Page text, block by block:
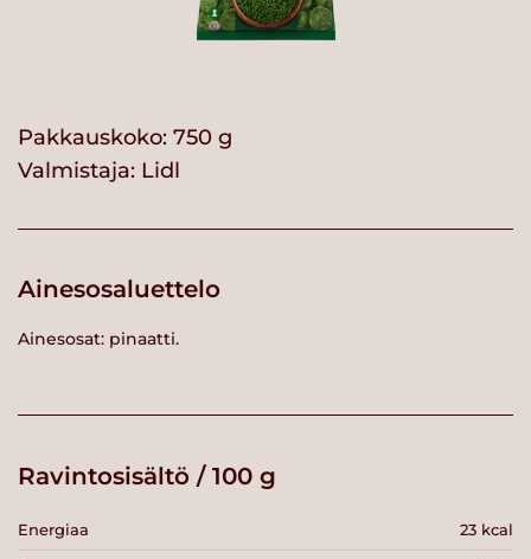
Pakkauskoko: 750 g
Valmistaja: Lidl
Ainesosaluettelo
Ainesosat: pinaatti.
Ravintosisältö / 100 g
Energiaa 23 kcal